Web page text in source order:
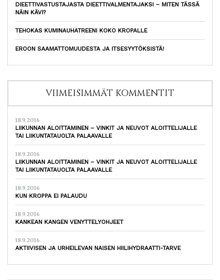
DIEETTIVASTUSTAJASTA DIEETTIVALMENTAJAKSI – MITEN TÄSSÄ
NÄIN KÄVI?
TEHOKAS KUMINAUHATREENI KOKO KROPALLE
EROON SAAMATTOMUUDESTA JA ITSESYYTÖKSISTÄ!
VIIMEISIMMÄT KOMMENTIT
18.9.2016
LIIKUNNAN ALOITTAMINEN – VINKIT JA NEUVOT ALOITTELIJALLE
TAI LIIKUNTATAUOLTA PALAAVALLE
18.9.2016
LIIKUNNAN ALOITTAMINEN – VINKIT JA NEUVOT ALOITTELIJALLE
TAI LIIKUNTATAUOLTA PALAAVALLE
18.9.2016
KUN KROPPA EI PALAUDU
18.9.2016
KANKEAN KANGEN VENYTTELYOHJEET
18.9.2016
AKTIIVISEN JA URHEILEVAN NAISEN HIILIHYDRAATTI-TARVE